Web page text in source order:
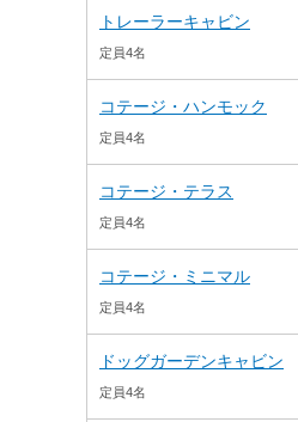
トレーラーキャビン
定員4名
コテージ・ハンモック
定員4名
コテージ・テラス
定員4名
コテージ・ミニマル
定員4名
ドッグガーデンキャビン
定員4名